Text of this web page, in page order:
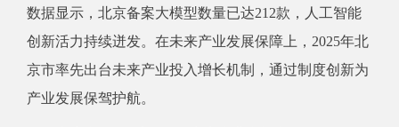
数据显示，北京备案大模型数量已达212款，人工智能
创新活力持续迸发。在未来产业发展保障上，2025年北
京市率先出台未来产业投入增长机制，通过制度创新为
产业发展保驾护航。